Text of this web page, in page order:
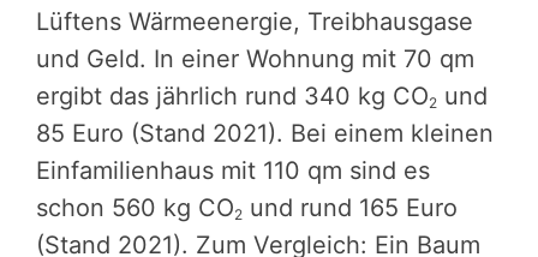
Lüftens Wärmeenergie, Treibhausgase
und Geld. In einer Wohnung mit 70 qm
ergibt das jährlich rund 340 kg CO2 und
85 Euro (Stand 2021). Bei einem kleinen
Einfamilienhaus mit 110 qm sind es
schon 560 kg CO2 und rund 165 Euro
(Stand 2021). Zum Vergleich: Ein Baum